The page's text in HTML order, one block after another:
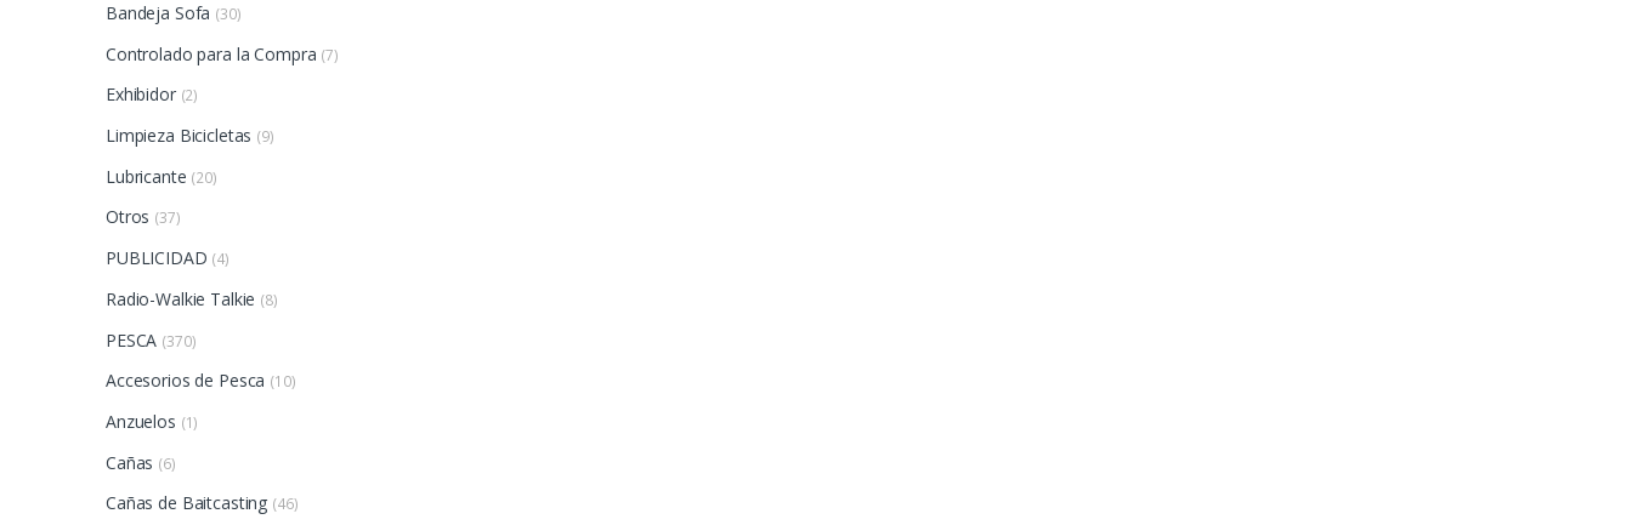
Bandeja Sofa (30)
Controlado para la Compra (7)
Exhibidor (2)
Limpieza Bicicletas (9)
Lubricante (20)
Otros (37)
PUBLICIDAD (4)
Radio-Walkie Talkie (8)
PESCA (370)
Accesorios de Pesca (10)
Anzuelos (1)
Cañas (6)
Cañas de Baitcasting (46)